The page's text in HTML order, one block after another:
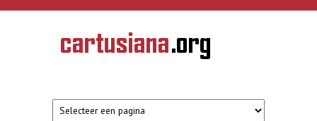
Overslaan en naar de inhoud gaan
CARTUSIANA
Geschiedenis
van de